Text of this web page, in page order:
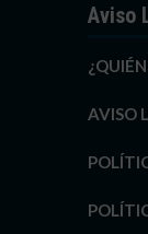
Aviso
AVISO